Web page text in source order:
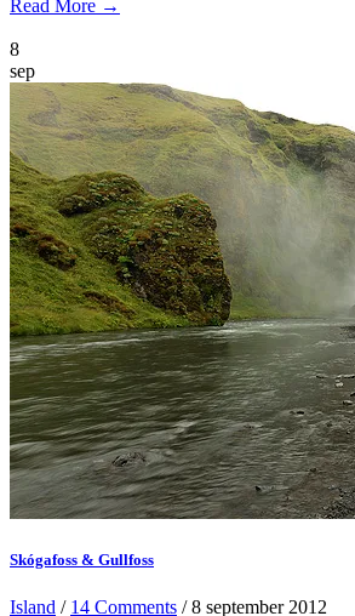
Read More →
8
sep
Skógafoss & Gullfoss
Island / 14 Comments / 8 september 2012